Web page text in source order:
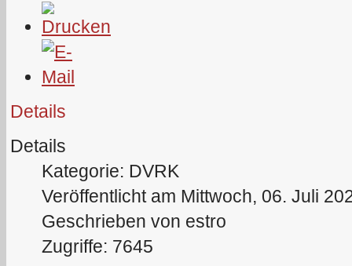
Details
Details
Kategorie: DVRK
Veröffentlicht am Mittwoch, 06. Juli
Geschrieben von estro
Zugriffe: 7645